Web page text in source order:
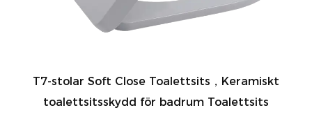
T7-stolar Soft Close Toalettsits，Keramiskt
toalettsitsskydd för badrum Toalettsits